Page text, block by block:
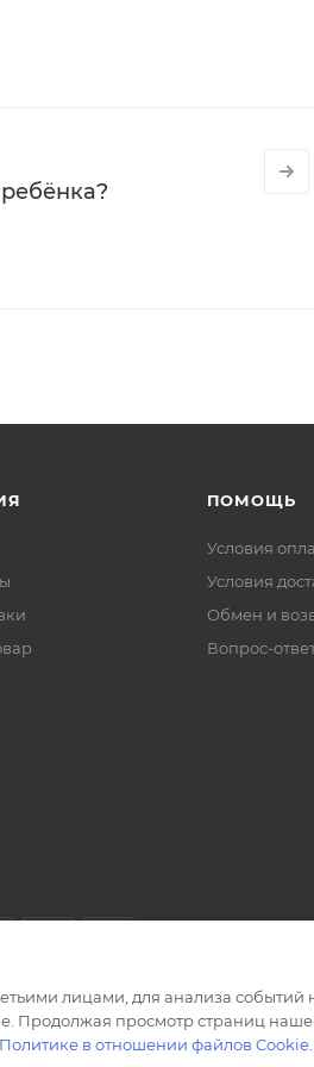
ПОМОЩЬ
Условия
Условия
Обмен и
Вопрос-
лицами, для анализа событий
Продолжая просмотр страниц
Политике в отношении файлов Cookie